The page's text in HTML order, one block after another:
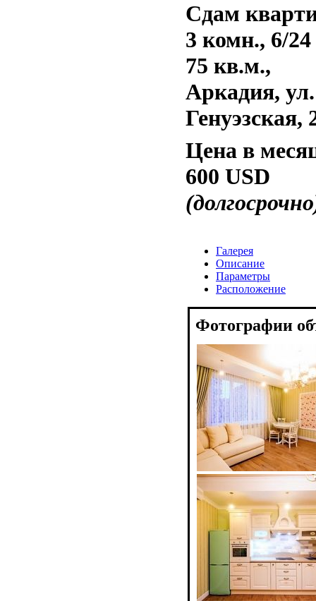
Сдам
3 комн., 6/24
75 кв.м.,
Аркадия, ул.
Генуэзская,
Цена в
600 USD
Галерея
Описание
Параметры
Расположение
Фотографии